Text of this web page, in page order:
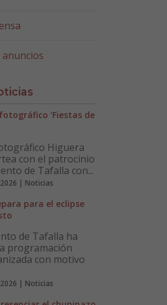
‘Fiestas de
Higuera
con el patrocinio
de Tafalla con...
| Noticias
para el eclipse
de Tafalla ha
programación
con motivo
| Noticias